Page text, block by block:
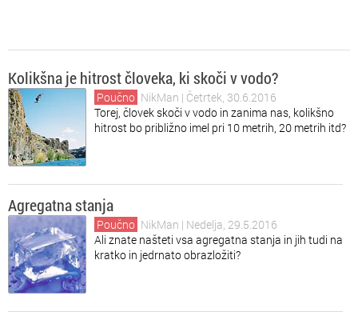
Kolikšna je hitrost človeka, ki skoči v vodo?
Poučno NikMan | Četrtek, 30.6.2016
Torej, človek skoči v vodo in zanima nas, kolikšno
hitrost bo približno imel pri 10 metrih, 20 metrih itd?
Agregatna stanja
Poučno NikMan | Nedelja, 29.5.2016
Ali znate našteti vsa agregatna stanja in jih tudi na
kratko in jedrnato obrazložiti?